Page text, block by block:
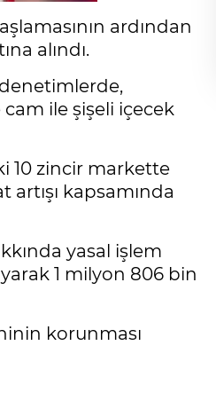
ardından
alındı.
ile şişeli içecek
10 zincir markette
kapsamında
yasal işlem
1 milyon 806 bin
korunması